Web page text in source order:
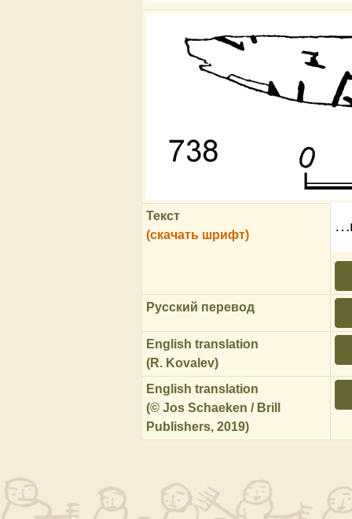
Текст
(скачать шрифт)
Русский перевод
English translation
(R. Kovalev)
English translation
(© Jos Schaeken / Brill
Publishers, 2019)